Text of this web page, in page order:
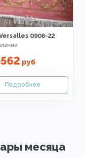
0908-22
руб
месяца